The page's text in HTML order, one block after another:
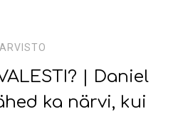
| Daniel
ka närvi, kui